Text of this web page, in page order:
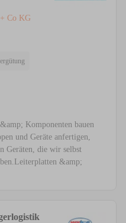
Co KG
Komponenten bauen
und Geräte anfertigen,
Geräten, die wir selbst
&amp;